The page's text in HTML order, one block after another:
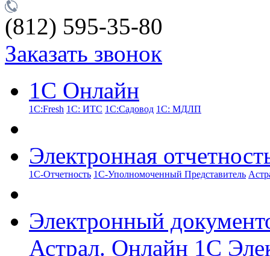
(812) 595-35-80
Заказать звонок
1С Онлайн
1С:Fresh 1С: ИТС 1С:Садовод 1С: МДЛП
Электронная
1С-Отчетность 1С-Уполномоченный Представитель
Электронный
Астрал. Онлайн 1С